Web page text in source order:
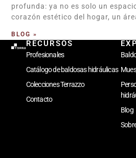
profunda: ya no es solo un
corazón estético del hogar, un
BLOG »
RECURSOS
Profesionales
Catálogo de baldosas hidráulicas
Colecciones Terrazzo
Contacto
Blog